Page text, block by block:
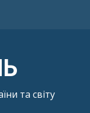
та світу